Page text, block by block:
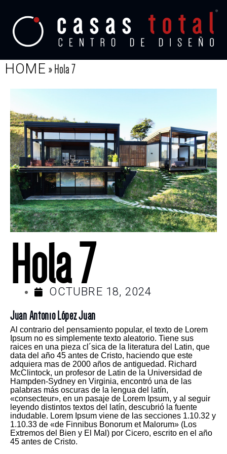
HOME » Hola 7
Hola 7
OCTUBRE 18, 2024
Juan Antonio López Juan
Al contrario del pensamiento popular, el texto de Lorem
Ipsum no es simplemente texto aleatorio. Tiene sus
raices en una pieza cl´sica de la literatura del Latin, que
data del año 45 antes de Cristo, haciendo que este
adquiera mas de 2000 años de antiguedad. Richard
McClintock, un profesor de Latin de la Universidad de
Hampden-Sydney en Virginia, encontró una de las
palabras más oscuras de la lengua del latín,
«consecteur», en un pasaje de Lorem Ipsum, y al seguir
leyendo distintos textos del latín, descubrió la fuente
indudable. Lorem Ipsum viene de las secciones 1.10.32 y
1.10.33 de «de Finnibus Bonorum et Malorum» (Los
Extremos del Bien y El Mal) por Cicero, escrito en el año
45 antes de Cristo.